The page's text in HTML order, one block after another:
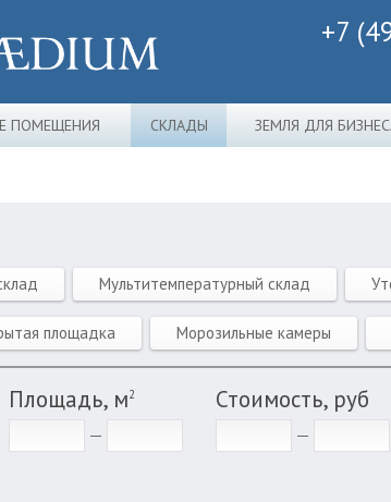
+7
ПОМЕЩЕНИЯ СКЛАДЫ ЗЕМЛЯ ДЛЯ
Мультитемпературный склад
площадка Морозильные камеры
Площадь, м2 Стоимость, руб